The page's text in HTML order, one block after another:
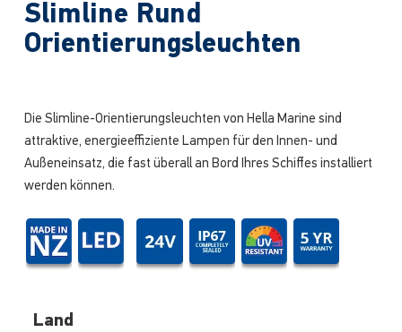
Slimline Rund
Orientierungsleuchten
Die Slimline-Orientierungsleuchten von Hella Marine sind
attraktive, energieeffiziente Lampen für den Innen- und
Außeneinsatz, die fast überall an Bord Ihres Schiffes installiert
werden können.
Land